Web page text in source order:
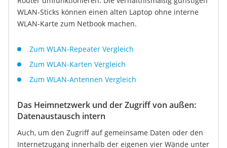
WLAN-Sticks können einen alten Laptop ohne interne
WLAN-Karte zum Netbook machen.
Zum WLAN-Repeater Vergleich
Zum WLAN-Karten Vergleich
Zum WLAN-Antennen Vergleich
Das Heimnetzwerk und der Zugriff von außen:
Datenaustausch intern
Auch, um den Zugriff auf gemeinsame Daten oder den
Internetzugang innerhalb der eigenen vier Wände unter